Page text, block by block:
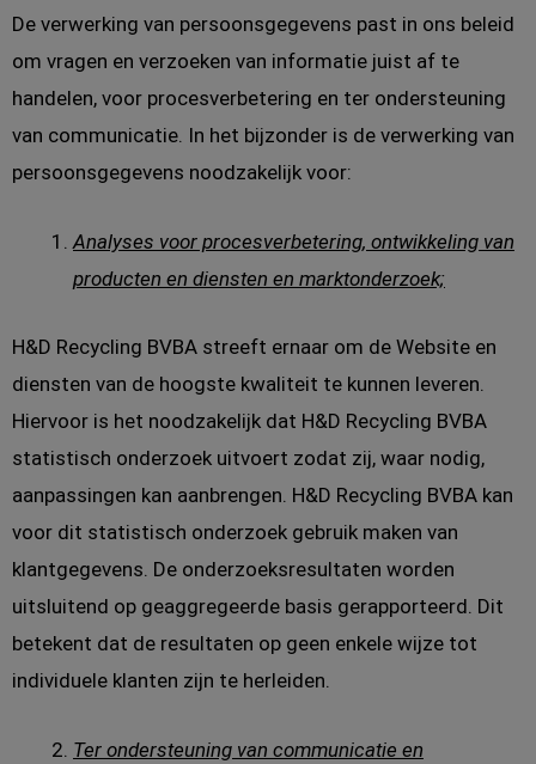
De verwerking van persoonsgegevens past in ons beleid
om vragen en verzoeken van informatie juist af te
handelen, voor procesverbetering en ter ondersteuning
van communicatie. In het bijzonder is de verwerking van
persoonsgegevens noodzakelijk voor:
Analyses voor procesverbetering, ontwikkeling van
producten en diensten en marktonderzoek;
H&D Recycling BVBA streeft ernaar om de Website en
diensten van de hoogste kwaliteit te kunnen leveren.
Hiervoor is het noodzakelijk dat H&D Recycling BVBA
statistisch onderzoek uitvoert zodat zij, waar nodig,
aanpassingen kan aanbrengen. H&D Recycling BVBA kan
voor dit statistisch onderzoek gebruik maken van
klantgegevens. De onderzoeksresultaten worden
uitsluitend op geaggregeerde basis gerapporteerd. Dit
betekent dat de resultaten op geen enkele wijze tot
individuele klanten zijn te herleiden.
Ter ondersteuning van communicatie en